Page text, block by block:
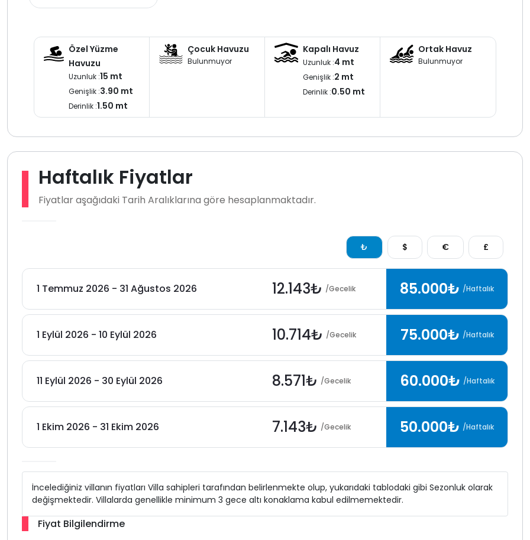
Özel Yüzme
Havuzu
Uzunluk :15 mt
Genişlik :3.90 mt
Derinlik :1.50 mt
Çocuk Havuzu
Bulunmuyor
Kapalı Havuz
Uzunluk :4 mt
Genişlik :2 mt
Derinlik :0.50 mt
Ortak Havuz
Bulunmuyor
Haftalık Fiyatlar
Fiyatlar aşağıdaki Tarih Aralıklarına göre hesaplanmaktadır.
₺ $ € £
1 Temmuz 2026 - 31 Ağustos 2026 12.143₺ /Gecelik 85.000₺ /Haftalık
1 Eylül 2026 - 10 Eylül 2026 10.714₺ /Gecelik 75.000₺ /Haftalık
11 Eylül 2026 - 30 Eylül 2026 8.571₺ /Gecelik 60.000₺ /Haftalık
1 Ekim 2026 - 31 Ekim 2026 7.143₺ /Gecelik 50.000₺ /Haftalık
İncelediğiniz villanın fiyatları Villa sahipleri tarafından belirlenmekte olup, yukarıdaki tablodaki gibi Sezonluk olarak
değişmektedir. Villalarda genellikle minimum 3 gece altı konaklama kabul edilmemektedir.
Fiyat Bilgilendirme